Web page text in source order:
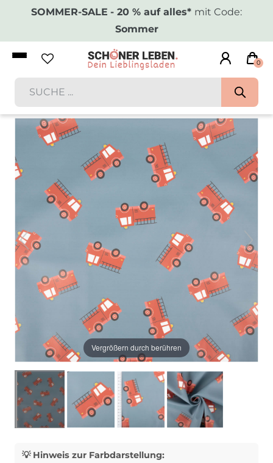
SOMMER-SALE - 20 % auf alles* mit Code:
Sommer
0
Vergrößern durch berühren
💡 Hinweis zur Farbdarstellung: